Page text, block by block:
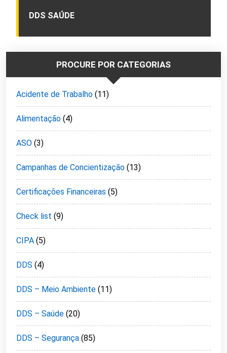
DDS SAÚDE
PROCURE POR CATEGORIAS
Acidente de Trabalho (11)
Alimentação (4)
ASO (3)
Campanhas de Concientização (13)
Certificações Financeiras (5)
Check list (9)
CIPA (5)
DDS (4)
DDS – Meio Ambiente (11)
DDS – Saúde (20)
DDS – Segurança (85)